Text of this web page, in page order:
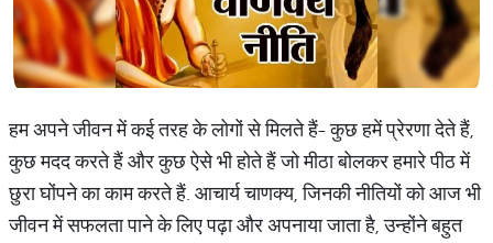
हम अपने जीवन में कई तरह के लोगों से मिलते हैं- कुछ हमें प्रेरणा देते हैं,
कुछ मदद करते हैं और कुछ ऐसे भी होते हैं जो मीठा बोलकर हमारे पीठ में
छुरा घोंपने का काम करते हैं. आचार्य चाणक्य, जिनकी नीतियों को आज भी
जीवन में सफलता पाने के लिए पढ़ा और अपनाया जाता है, उन्होंने बहुत